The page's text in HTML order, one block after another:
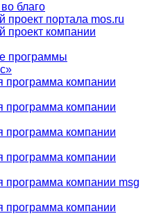
благо
проект портала mos.ru
проект компании
программы
программа компании
программа компании
программа компании
программа компании
программа компании msg
программа компании